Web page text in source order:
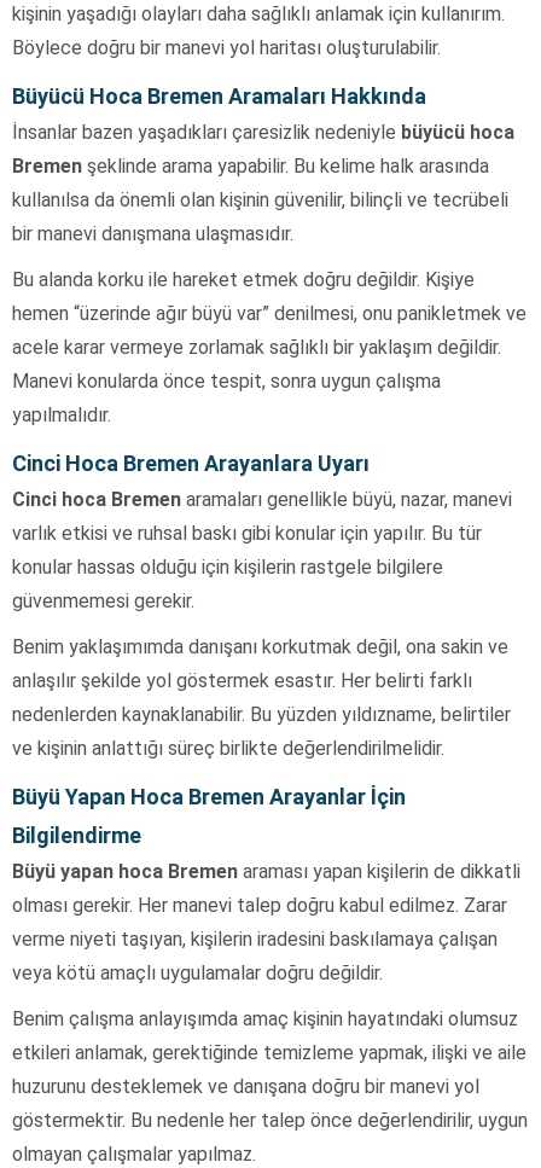
kişinin yaşadığı olayları daha sağlıklı anlamak için kullanırım.
Böylece doğru bir manevi yol haritası oluşturulabilir.
Büyücü Hoca Bremen Aramaları Hakkında
İnsanlar bazen yaşadıkları çaresizlik nedeniyle büyücü hoca
Bremen şeklinde arama yapabilir. Bu kelime halk arasında
kullanılsa da önemli olan kişinin güvenilir, bilinçli ve tecrübeli
bir manevi danışmana ulaşmasıdır.
Bu alanda korku ile hareket etmek doğru değildir. Kişiye
hemen “üzerinde ağır büyü var” denilmesi, onu panikletmek ve
acele karar vermeye zorlamak sağlıklı bir yaklaşım değildir.
Manevi konularda önce tespit, sonra uygun çalışma
yapılmalıdır.
Cinci Hoca Bremen Arayanlara Uyarı
Cinci hoca Bremen aramaları genellikle büyü, nazar, manevi
varlık etkisi ve ruhsal baskı gibi konular için yapılır. Bu tür
konular hassas olduğu için kişilerin rastgele bilgilere
güvenmemesi gerekir.
Benim yaklaşımımda danışanı korkutmak değil, ona sakin ve
anlaşılır şekilde yol göstermek esastır. Her belirti farklı
nedenlerden kaynaklanabilir. Bu yüzden yıldızname, belirtiler
ve kişinin anlattığı süreç birlikte değerlendirilmelidir.
Büyü Yapan Hoca Bremen Arayanlar İçin
Bilgilendirme
Büyü yapan hoca Bremen araması yapan kişilerin de dikkatli
olması gerekir. Her manevi talep doğru kabul edilmez. Zarar
verme niyeti taşıyan, kişilerin iradesini baskılamaya çalışan
veya kötü amaçlı uygulamalar doğru değildir.
Benim çalışma anlayışımda amaç kişinin hayatındaki olumsuz
etkileri anlamak, gerektiğinde temizleme yapmak, ilişki ve aile
huzurunu desteklemek ve danışana doğru bir manevi yol
göstermektir. Bu nedenle her talep önce değerlendirilir, uygun
olmayan çalışmalar yapılmaz.